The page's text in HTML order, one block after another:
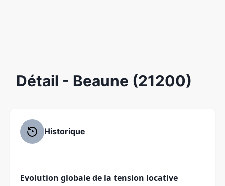
Détail - Beaune (21200)
Historique
Evolution globale de la tension locative